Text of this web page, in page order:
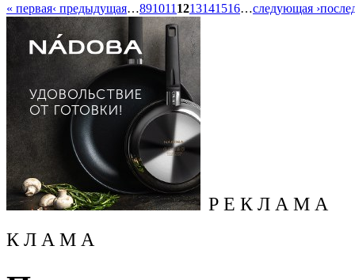
« первая‹ предыдущая…891011 1213141516…следующая ›
Р Е К Л А М А
К Л А М А